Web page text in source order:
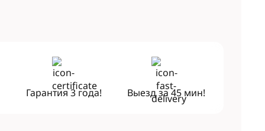
Гарантия3 года! Выезд за45 мин!